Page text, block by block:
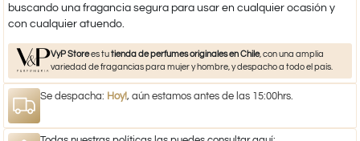
buscando una fragancia segura para usar en cualquier ocasión y
con cualquier atuendo.
VyP Storees tutienda de perfumes originales en Chile, con una amplia
variedad de fragancias para mujer y hombre, y despacho a todo el país.
Se despacha: Hoy!, aún estamos antes de las 15:00hrs.